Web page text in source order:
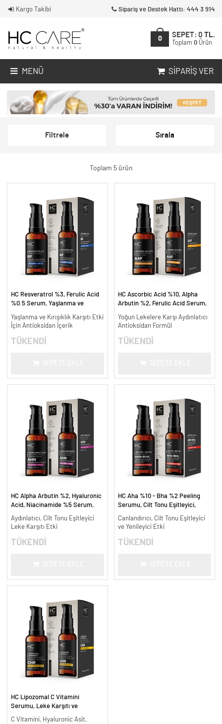
Kargo Takibi Sipariş ve Destek Hattı: 444 3 914
0
SEPET: 0 TL.
Toplam 0 Ürün
MENÜ SIPARIŞ VER
Filtrele Sırala
Toplam 5 ürün
HC Resveratrol %3, Ferulic Acid
%0.5 Serum, Yaşlanma ve
Yaşlanma ve Kırışıklık Karşıtı Etki
İçin Antioksidan İçerik
TÜKENDİ
HC Ascorbic Acid %10, Alpha
Arbutin %2, Ferulic Acid Serum,
ml.
Yoğun Lekelere Karşı Aydınlatıcı
Antioksidan Formül
TÜKENDİ
HC Alpha Arbutin %2, Hyaluronic
Acid, Niacinamide %5 Serum,
ml.
Aydınlatıcı, Cilt Tonu Eşitleyici
Leke Karşıtı Etki
TÜKENDİ
HC Aha %10 - Bha %2 Peeling
Serumu, Cilt Tonu Eşitleyici,
Canlandırıcı, Cilt Tonu Eşitleyici
ve Yenileyici Etki
TÜKENDİ
HC Lipozomal C Vitamini
Serumu, Leke Karşıtı ve
C Vitamini, Hyaluronic Asit,